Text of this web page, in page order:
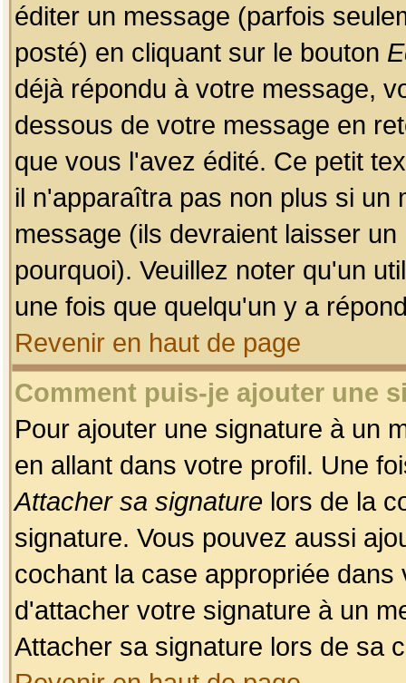
éditer un message (parfois
posté) en cliquant sur le bouton
déjà répondu à votre message,
dessous de votre message en
que vous l'avez édité. Ce petit
il n'apparaîtra pas non plus si un
message (ils devraient laisser
pourquoi). Veuillez noter qu'un
une fois que quelqu'un y a
Revenir en haut de page
Comment puis-je ajouter une
Pour ajouter une signature à un
en allant dans votre profil. Une
Attacher sa signature lors de la
signature. Vous pouvez aussi
cochant la case appropriée
d'attacher votre signature à un
Attacher sa signature lors de sa